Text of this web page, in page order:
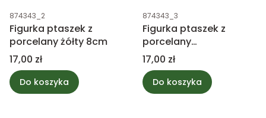
Kod produktu
874343_2
Figurka ptaszek z
porcelany żółty 8cm
Cena
17,00 zł
Do koszyka
Kod produktu
874343_3
Figurka ptaszek z
porcelany
pomarańczowy 8cm
Cena
17,00 zł
Do koszyka